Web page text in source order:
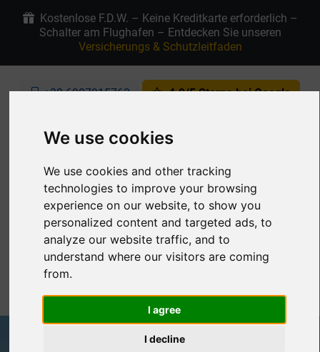
Kostenlose F.D.W. – Keine Kreditkarte erforderlich –
Schalter am Flughafen – Entdecken Sie unseren
Versicherungs & Schutzleitfaden
+30 6907915763 4.9/5 Sterne bei Google
DE
Meine Reservierung
We use cookies
We use cookies and other tracking
technologies to improve your browsing
experience on our website, to show you
personalized content and targeted ads, to
analyze our website traffic, and to
understand where our visitors are coming
from.
I agree
I decline